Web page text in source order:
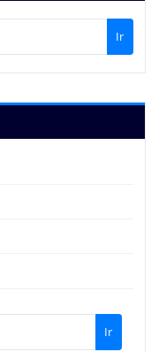
Ir
Ir